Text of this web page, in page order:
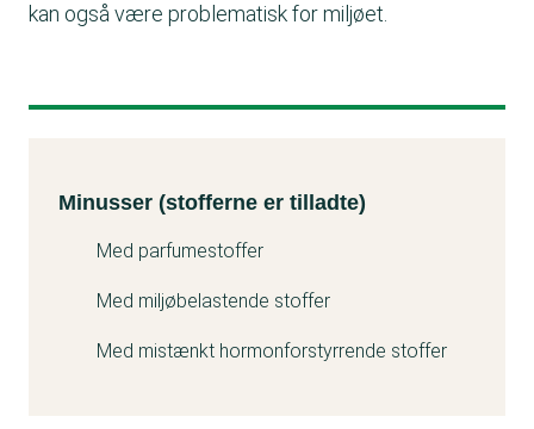
kan også være problematisk for miljøet.
Minusser (stofferne er tilladte)
Med parfumestoffer
Med miljøbelastende stoffer
Med mistænkt hormonforstyrrende stoffer